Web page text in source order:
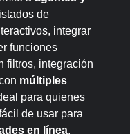
de
integrar
funciones
filtros, integración
múltiples
para quienes
de usar para
en línea.